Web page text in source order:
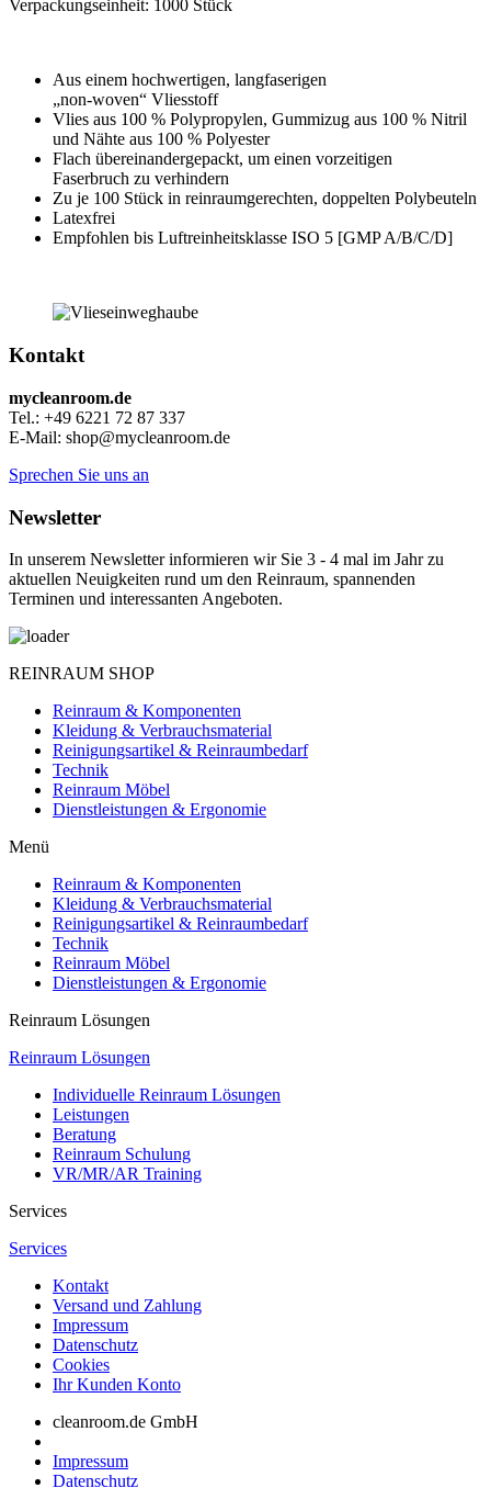
Verpackungseinheit: 1000 Stück
Aus einem hochwertigen, langfaserigen
„non-woven“ Vliesstoff
Vlies aus 100 % Polypropylen, Gummizug aus 100 % Nitril
und Nähte aus 100 % Polyester
Flach übereinandergepackt, um einen vorzeitigen
Faserbruch zu verhindern
Zu je 100 Stück in reinraumgerechten, doppelten Polybeuteln
Latexfrei
Empfohlen bis Luftreinheitsklasse ISO 5 [GMP A/B/C/D]
Kontakt
mycleanroom.de
Tel.: +49 6221 72 87 337
E-Mail: shop@mycleanroom.de
Sprechen Sie uns an
Newsletter
In unserem Newsletter informieren wir Sie 3 - 4 mal im Jahr zu
aktuellen Neuigkeiten rund um den Reinraum, spannenden
Terminen und interessanten Angeboten.
REINRAUM SHOP
Reinraum & Komponenten
Kleidung & Verbrauchsmaterial
Reinigungsartikel & Reinraumbedarf
Technik
Reinraum Möbel
Dienstleistungen & Ergonomie
Menü
Reinraum & Komponenten
Kleidung & Verbrauchsmaterial
Reinigungsartikel & Reinraumbedarf
Technik
Reinraum Möbel
Dienstleistungen & Ergonomie
Reinraum Lösungen
Reinraum Lösungen
Individuelle Reinraum Lösungen
Leistungen
Beratung
Reinraum Schulung
VR/MR/AR Training
Services
Services
Kontakt
Versand und Zahlung
Impressum
Datenschutz
Cookies
Ihr Kunden Konto
cleanroom.de GmbH
Impressum
Datenschutz